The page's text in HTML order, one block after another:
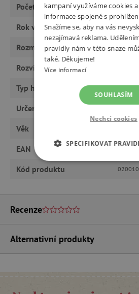
Počet stran 24
Rok vydání 2016
Rozměry 212,0 x
Rozvíjí
Typ hračky knihy a
Určeno pro
Věk
EAN
Kód produktu
Recenze
Alternativní produkty
kampaní využíváme cookies
informace spojené s
Snažíme se, aby na vás
nezajímavá reklama.
pravidly nám v této snaze
také. Děkujeme!
Více informací
SOUHLASÍM
Nechci cookies
SPECIFIKOVAT
NEZBYTNĚ NUTNÉ
MARKETINGOVÉ
FUNKČNÍ SOUBORY